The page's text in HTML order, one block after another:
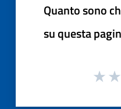
Quanto sono
su questa